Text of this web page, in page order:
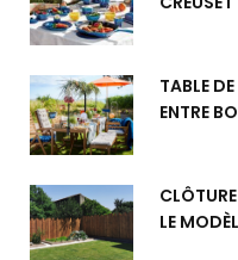
TABLE
ENTRE
LE